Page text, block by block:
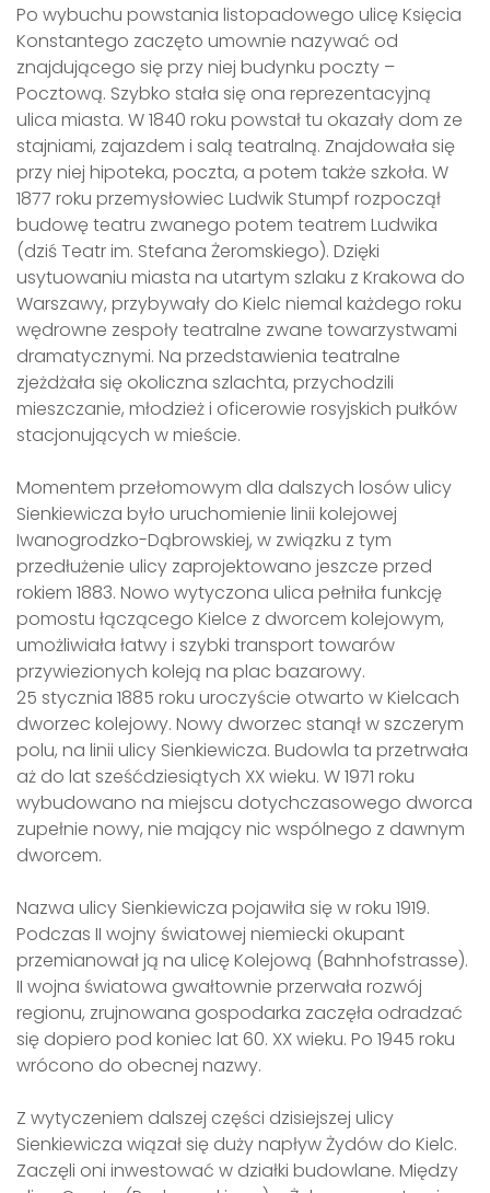
Po wybuchu powstania listopadowego ulicę Księcia
Konstantego zaczęto umownie nazywać od
znajdującego się przy niej budynku poczty –
Pocztową. Szybko stała się ona reprezentacyjną
ulica miasta. W 1840 roku powstał tu okazały dom ze
stajniami, zajazdem i salą teatralną. Znajdowała się
przy niej hipoteka, poczta, a potem także szkoła. W
1877 roku przemysłowiec Ludwik Stumpf rozpoczął
budowę teatru zwanego potem teatrem Ludwika
(dziś Teatr im. Stefana Żeromskiego). Dzięki
usytuowaniu miasta na utartym szlaku z Krakowa do
Warszawy, przybywały do Kielc niemal każdego roku
wędrowne zespoły teatralne zwane towarzystwami
dramatycznymi. Na przedstawienia teatralne
zjeżdżała się okoliczna szlachta, przychodzili
mieszczanie, młodzież i oficerowie rosyjskich pułków
stacjonujących w mieście.
Momentem przełomowym dla dalszych losów ulicy
Sienkiewicza było uruchomienie linii kolejowej
Iwanogrodzko-Dąbrowskiej, w związku z tym
przedłużenie ulicy zaprojektowano jeszcze przed
rokiem 1883. Nowo wytyczona ulica pełniła funkcję
pomostu łączącego Kielce z dworcem kolejowym,
umożliwiała łatwy i szybki transport towarów
przywiezionych koleją na plac bazarowy.
25 stycznia 1885 roku uroczyście otwarto w Kielcach
dworzec kolejowy. Nowy dworzec stanął w szczerym
polu, na linii ulicy Sienkiewicza. Budowla ta przetrwała
aż do lat sześćdziesiątych XX wieku. W 1971 roku
wybudowano na miejscu dotychczasowego dworca
zupełnie nowy, nie mający nic wspólnego z dawnym
dworcem.
Nazwa ulicy Sienkiewicza pojawiła się w roku 1919.
Podczas II wojny światowej niemiecki okupant
przemianował ją na ulicę Kolejową (Bahnhofstrasse).
II wojna światowa gwałtownie przerwała rozwój
regionu, zrujnowana gospodarka zaczęła odradzać
się dopiero pod koniec lat 60. XX wieku. Po 1945 roku
wrócono do obecnej nazwy.
Z wytyczeniem dalszej części dzisiejszej ulicy
Sienkiewicza wiązał się duży napływ Żydów do Kielc.
Zaczęli oni inwestować w działki budowlane. Między